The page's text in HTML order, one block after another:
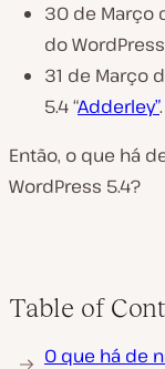
30 de Março
do
31 de Março
5.4 “Adderley”.
Então, o que há
WordPress 5.4?
Table of
O que há de